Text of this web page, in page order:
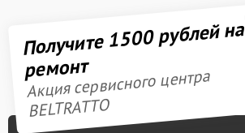
Получите 1500 рублей на
ремонт
Акция сервисного центра
BELTRATTO